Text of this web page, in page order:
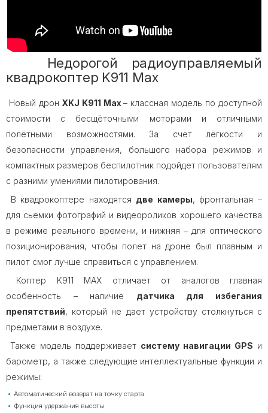
Недорогой радиоуправляемый
квадрокоптер K911 Max
Новый дрон XKJ K911 Max– классная модель по доступной
стоимости с бесщёточными моторами и отличными
полётными возможностями. За счет лёгкости и
безопасности управления, большого набора режимов и
компактных размеров беспилотник подойдет пользователям
с разними умениями пилотирования.
В квадрокоптере находятся две камеры, фронтальная –
для сьемки фотографий и видеороликов хорошего качества
в режиме реального времени, и нижняя – для оптического
позиционирования, чтобы полет на дроне был плавным и
пилот смог лучше справиться с управлением.
Коптер K911 MAX отличает от аналогов главная
особенность – наличие датчика для избегания
препятствий, который не дает устройству столкнуться с
предметами в воздухе.
Также модель поддерживает систему навигации GPS и
барометр, а также следующие интеллектуальные функции и
режимы:
Автоматический возврат на точку старта
Функция удержания высоты